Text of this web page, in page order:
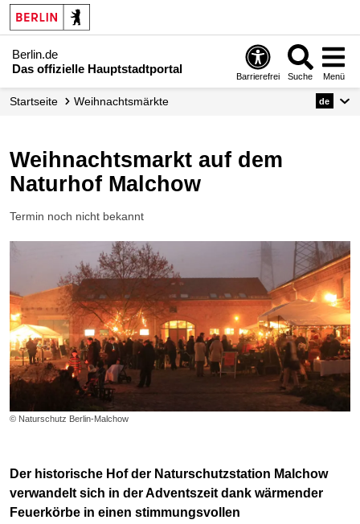
Berlin.de
Das offizielle Hauptstadtportal
Barrierefrei Suche Menü
Startseite Weihnachtsmärkte de
Weihnachtsmarkt auf dem
Naturhof Malchow
Termin noch nicht bekannt
© Naturschutz Berlin-Malchow
Der historische Hof der Naturschutzstation Malchow
verwandelt sich in der Adventszeit dank wärmender
Feuerkörbe in einen stimmungsvollen